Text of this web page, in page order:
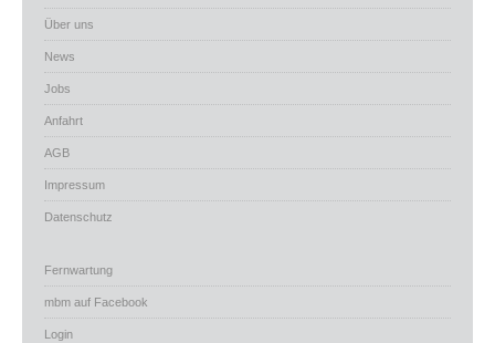
Über uns
News
Jobs
Anfahrt
AGB
Impressum
Datenschutz
Fernwartung
mbm auf Facebook
Login